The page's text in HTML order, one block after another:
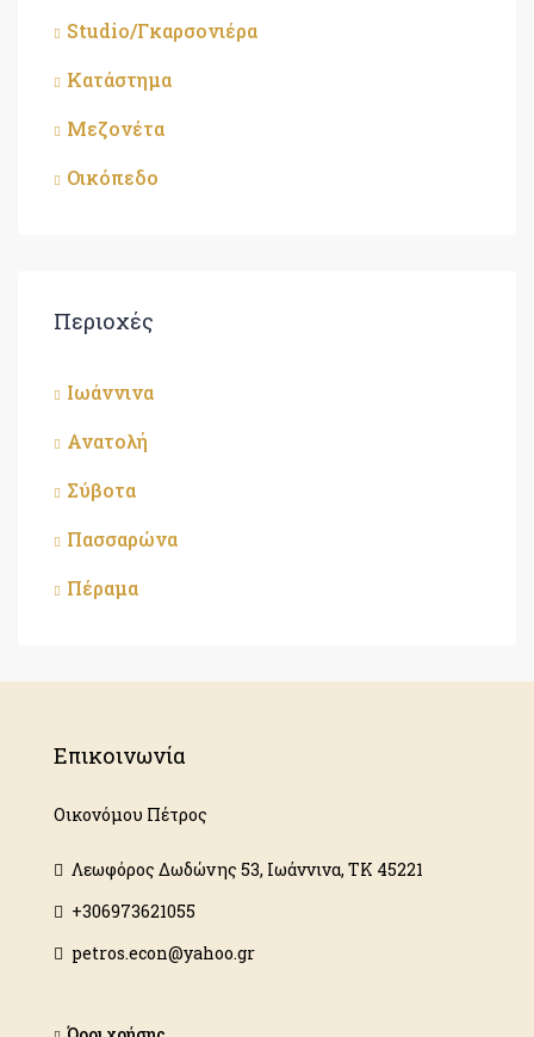
Studio/Γκαρσονιέρα
Κατάστημα
Μεζονέτα
Οικόπεδο
Περιοχές
Ιωάννινα
Ανατολή
Σύβοτα
Πασσαρώνα
Πέραμα
Επικοινωνία
Οικονόμου Πέτρος
Λεωφόρος Δωδώνης 53, Ιωάννινα, ΤΚ 45221
+306973621055
petros.econ@yahoo.gr